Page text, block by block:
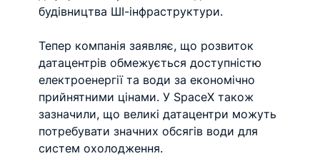
будівництва ШІ-інфраструктури.
Тепер компанія заявляє, що розвиток
датацентрів обмежується доступністю
електроенергії та води за економічно
прийнятними цінами. У SpaceX також
зазначили, що великі датацентри можуть
потребувати значних обсягів води для
систем охолодження.